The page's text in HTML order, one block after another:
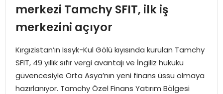
EKONOMI
SPOR
TEKNOLOJI
merkezi Tamchy SFIT, ilk iş
merkezini açıyor
Kırgızistan’ın Issyk-Kul Gölü kıyısında kurulan Tamchy
SFIT, 49 yıllık sıfır vergi avantajı ve İngiliz hukuku
güvencesiyle Orta Asya’nın yeni finans üssü olmaya
hazırlanıyor. Tamchy Özel Finans Yatırım Bölgesi